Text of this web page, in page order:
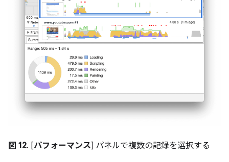
図 12. [パフォーマンス] パネルで複数の記録を選択する